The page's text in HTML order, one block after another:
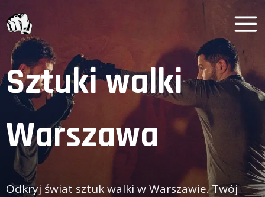
do
treści
Sztuki walki
Warszawa
Odkryj świat sztuk walki w Warszawie. Twój